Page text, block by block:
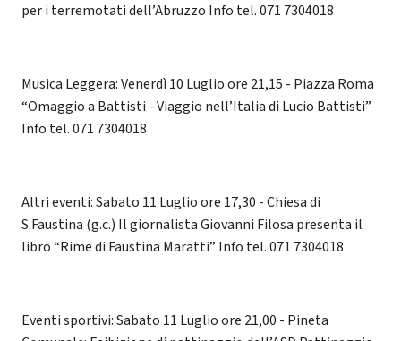
per i terremotati dell’Abruzzo Info tel. 071 7304018
Musica Leggera: Venerdì 10 Luglio ore 21,15 - Piazza Roma
“Omaggio a Battisti - Viaggio nell’Italia di Lucio Battisti”
Info tel. 071 7304018
Altri eventi: Sabato 11 Luglio ore 17,30 - Chiesa di
S.Faustina (g.c.) Il giornalista Giovanni Filosa presenta il
libro “Rime di Faustina Maratti” Info tel. 071 7304018
Eventi sportivi: Sabato 11 Luglio ore 21,00 - Pineta